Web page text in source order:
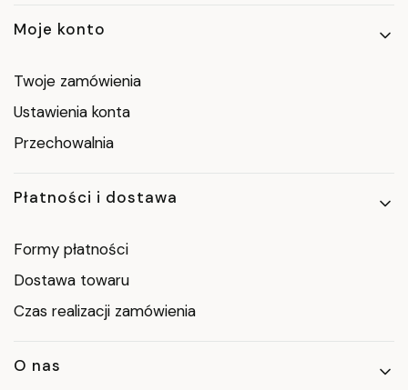
Moje konto
Twoje zamówienia
Ustawienia konta
Przechowalnia
Płatności i dostawa
Formy płatności
Dostawa towaru
Czas realizacji zamówienia
O nas